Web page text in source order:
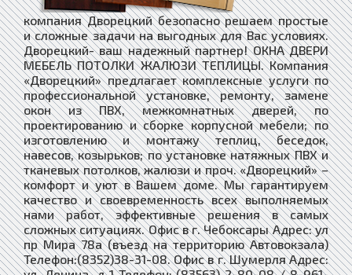
компания Дворецкий безопасно решаем простые
и сложные задачи на выгодных для Вас условиях.
Дворецкий- ваш надежный партнер! ОКНА ДВЕРИ
МЕБЕЛЬ ПОТОЛКИ ЖАЛЮЗИ ТЕПЛИЦЫ. Компания
«Дворецкий» предлагает комплексные услуги по
профессиональной установке, ремонту, замене
окон из ПВХ, межкомнатных дверей, по
проектированию и сборке корпусной мебели; по
изготовлению и монтажу теплиц, беседок,
навесов, козырьков; по установке натяжных ПВХ и
тканевых потолков, жалюзи и проч. «Дворецкий» –
комфорт и уют в Вашем доме. Мы гарантируем
качество и своевременность всех выполняемых
нами работ, эффективные решения в самых
сложных ситуациях. Офис в г. Чебоксары Адрес: ул
пр Мира 78а (въезд на территорию Автовокзала)
Телефон:(8352)38-31-08. Офис в г. Шумерля Адрес: